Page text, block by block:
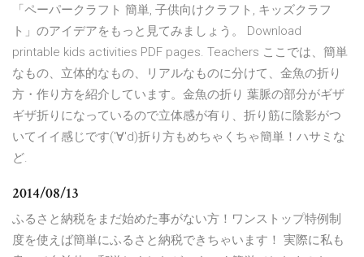
「ペーパークラフト 簡単, 子供向けクラフト, キッズクラフ
ト」のアイデアをもっと見てみましょう。 Download
printable kids activities PDF pages. Teachers ここでは、簡単
なもの、立体的なもの、リアルなものに分けて、金魚の折り
方・作り方を紹介しています。金魚の折り 葉脈の部分がギザ
ギザ折りになっているので立体感が有り、折り筋に陰影がつ
いてイイ感じです('∀'d)折り方もめちゃくちゃ簡単！ハサミな
ど.
2014/08/13
ふるさと納税をまだ始めた事がない方！ワンストップ特例制
度を使えば簡単にふるさと納税できちゃいます！ 実際に私も